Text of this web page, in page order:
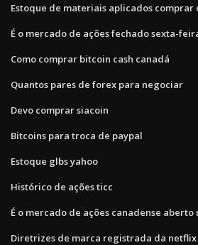
Estoque de materiais aplicados comprar
É o mercado de ações fechado sexta-
Como comprar bitcoin cash canadá
Quantos pares de forex para negociar
Devo comprar siacoin
Bitcoins para troca de paypal
Estoque glbs yahoo
Histórico de ações ticc
É o mercado de ações canadense
Diretrizes de marca registrada da netflix